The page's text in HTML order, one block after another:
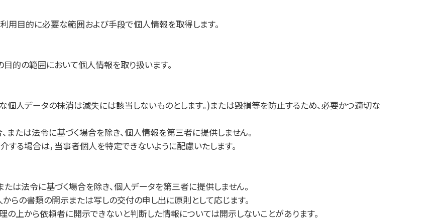
用目的に必要な範囲および手段で個人情報を取得します。
的の範囲において個人情報を取り扱います。
個人データの抹消は滅失には該当しないものとします。)または毀損等を防止するため、必要かつ適切な
たは法令に基づく場合を除き、個人情報を第三者に提供しません。
る場合は，当事者個人を特定できないように配慮いたします。
は法令に基づく場合を除き、個人データを第三者に提供しません。
らの書類の開示または写しの交付の申し出に原則として応じます。
上から依頼者に開示できないと判断した情報については開示しないことがあります。